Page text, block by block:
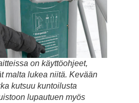
on käyttöohjeet,
malta lukea niitä. Kevään
kutsuu kuntoilusta
lupautuen myös